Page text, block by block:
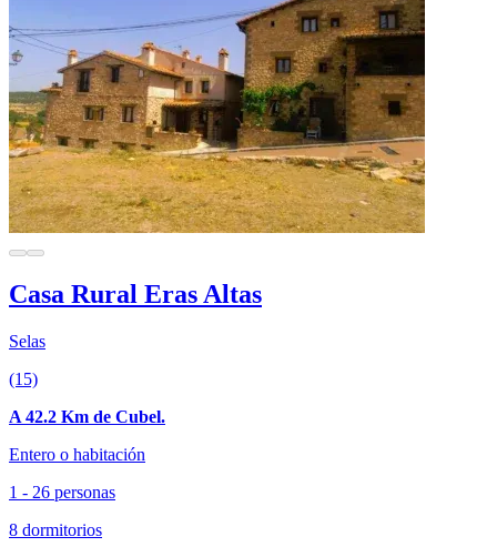
Casa Rural Eras Altas
Selas
(15)
A 42.2 Km de Cubel.
Entero o habitación
1 - 26 personas
8 dormitorios